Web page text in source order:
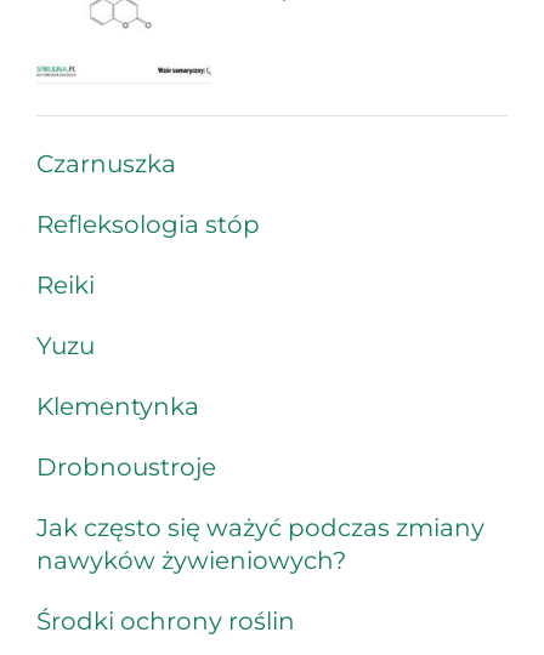
Czarnuszka
Refleksologia stóp
Reiki
Yuzu
Klementynka
Drobnoustroje
Jak często się ważyć podczas zmiany
nawyków żywieniowych?
Środki ochrony roślin